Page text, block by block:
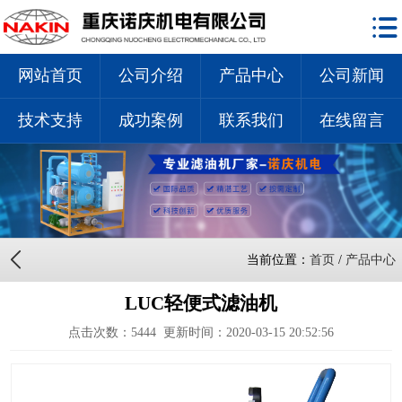
网站首页 公司介绍 产品中心 公司新闻
技术支持 成功案例 联系我们 在线留言
当前位置： 首页 / 产品中心
LUC轻便式滤油机
点击次数： 5444 更新时间：2020-03-15 20:52:56